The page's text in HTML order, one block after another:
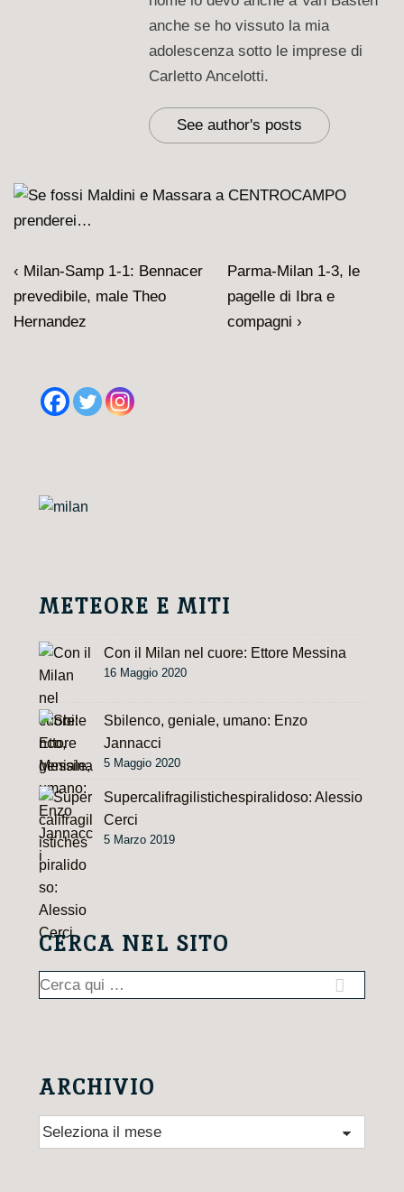
anche se ho vissuto la mia
adolescenza sotto le imprese di
Carletto Ancelotti.
See author's posts
Navigazione
articoli
L'articolo
precedente
è
‹ Milan-Samp 1-1: Bennacer
prevedibile, male Theo
Hernandez
Il
prossimo
articolo
Parma-Milan 1-3, le
pagelle di Ibra e
compagni ›
METEORE E MITI
Con il Milan nel cuore: Ettore Messina
16 Maggio 2020
Sbilenco, geniale, umano: Enzo
Jannacci
5 Maggio 2020
Supercalifragilistichespiralidoso: Alessio
Cerci
5 Marzo 2019
CERCA NEL SITO
Cerca:
ARCHIVIO
Archivio